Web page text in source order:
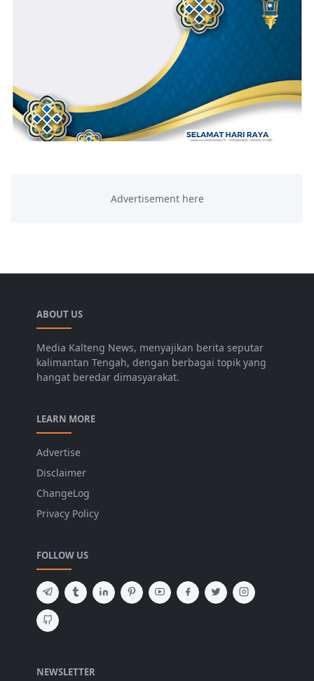
ABOUT US
Media Kalteng News, menyajikan berita seputar
kalimantan Tengah, dengan berbagai topik yang
hangat beredar dimasyarakat.
LEARN MORE
Advertise
Disclaimer
ChangeLog
Privacy Policy
FOLLOW US
NEWSLETTER